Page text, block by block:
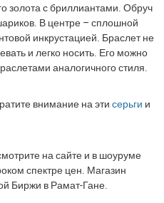
золота с бриллиантами. Обруч
В центре – сплошной
инкрустацией. Браслет не
и легко носить. Его можно
аналогичного стиля.
внимание на этисерьги и
на сайте и в шоуруме
спектре цен. Магазин
Биржи в Рамат-Гане.